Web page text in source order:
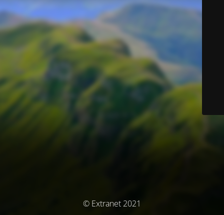
© Extranet 2021